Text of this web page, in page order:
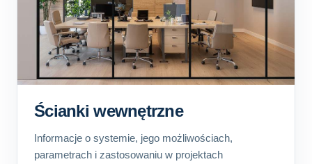
Ścianki wewnętrzne
Informacje o systemie, jego możliwościach,
parametrach i zastosowaniu w projektach